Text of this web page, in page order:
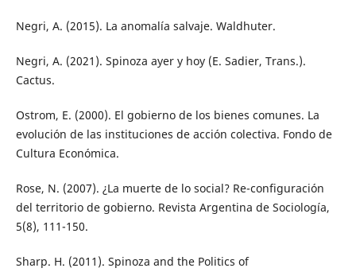
Negri, A. (2015). La anomalía salvaje. Waldhuter.
Negri, A. (2021). Spinoza ayer y hoy (E. Sadier, Trans.).
Cactus.
Ostrom, E. (2000). El gobierno de los bienes comunes. La
evolución de las instituciones de acción colectiva. Fondo de
Cultura Económica.
Rose, N. (2007). ¿La muerte de lo social? Re-configuración
del territorio de gobierno. Revista Argentina de Sociología,
5(8), 111-150.
Sharp. H. (2011). Spinoza and the Politics of